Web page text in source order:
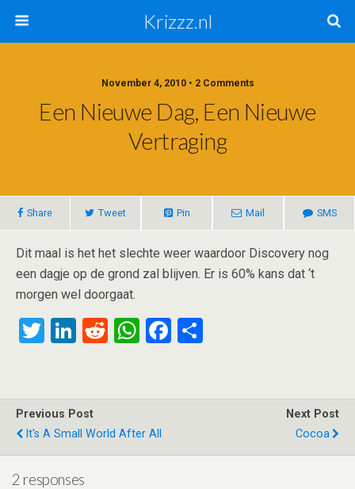
Krizzz.nl
November 4, 2010 • 2 Comments
Een Nieuwe Dag, Een Nieuwe
Vertraging
Share Tweet Pin Mail SMS
Dit maal is het het slechte weer waardoor Discovery nog
een dagje op de grond zal blijven. Er is 60% kans dat ‘t
morgen wel doorgaat.
T
er
Li
dI
n
R
t
W
A
p
F
o
Previous Post
It's A Small World After All
Next Post
Cocoa
2 responses